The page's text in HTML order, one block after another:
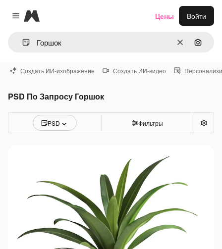
Close menu
Magnific
ОчиститьПоиск
Цены Войти
Создать ИИ-изображение Создать ИИ-видео
PSD По Запросу Горшок
PSD Фильтры